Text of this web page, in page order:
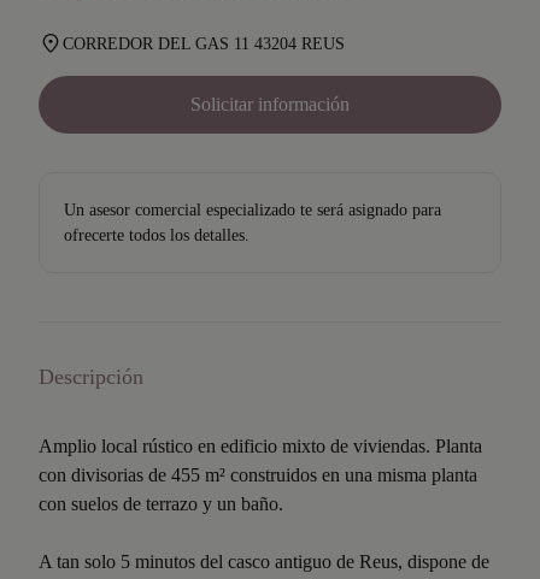
CORREDOR DEL GAS 11 43204 REUS
Solicitar información
Un asesor comercial especializado te será asignado para
ofrecerte todos los detalles.
Descripción
Amplio local rústico en edificio mixto de viviendas. Planta
con divisorias de 455 m² construidos en una misma planta
con suelos de terrazo y un baño.
A tan solo 5 minutos del casco antiguo de Reus, dispone de